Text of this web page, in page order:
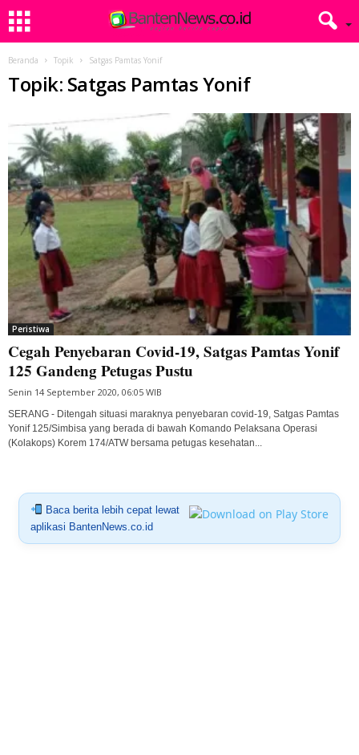
Beranda Topik Satgas Pamtas Yonif
Topik: Satgas Pamtas Yonif
Peristiwa
Cegah Penyebaran Covid-19, Satgas Pamtas Yonif
125 Gandeng Petugas Pustu
Senin 14 September 2020, 06:05 WIB
SERANG - Ditengah situasi maraknya penyebaran covid-19, Satgas Pamtas
Yonif 125/Simbisa yang berada di bawah Komando Pelaksana Operasi
(Kolakops) Korem 174/ATW bersama petugas kesehatan...
Baca berita lebih cepat lewat
aplikasi BantenNews.co.id